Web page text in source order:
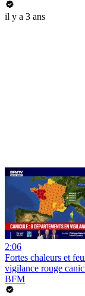
il y a 3 ans
2:06
Fortes chaleurs et
vigilance rouge
BFM